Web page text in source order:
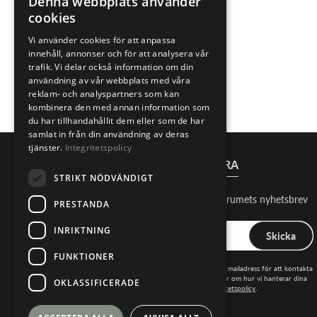
PRENUMERERA
Håll dig uppdaterad med Snusforumets nyhetsbrev
Skicka
Jag godkänner att snusforumet använder min mailadress för att kontakta
mig om nyheter och marknadsföring. Läs mer om hur vi hanterar dina
personuppgifter i vår
integritetspolicy.
cookies
Vi använder cookies för att anpassa
innehåll, annonser och för att analysera vår
trafik. Vi delar också information om din
användning av vår webbplats med våra
reklam- och analyspartners som kan
kombinera den med annan information som
du har tillhandahållit dem eller som de har
samlat in från din användning av deras
tjänster. Integritetspolicy
STRIKT NÖDVÄNDIGT
PRESTANDA
INRIKTNING
FUNKTIONER
OKLASSIFICERADE